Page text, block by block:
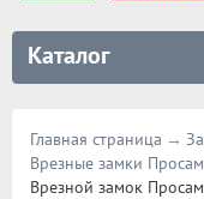
Каталог
Главная страница
Врезные замки
Врезной замок